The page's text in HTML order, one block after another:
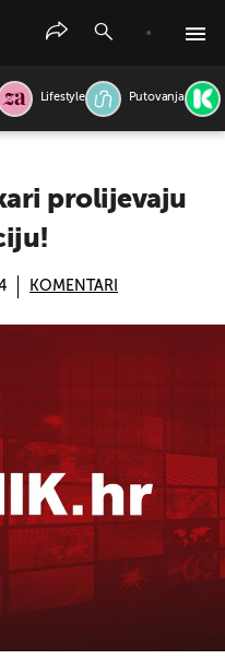
Lifestyle Putovanja
prolijevaju
KOMENTARI